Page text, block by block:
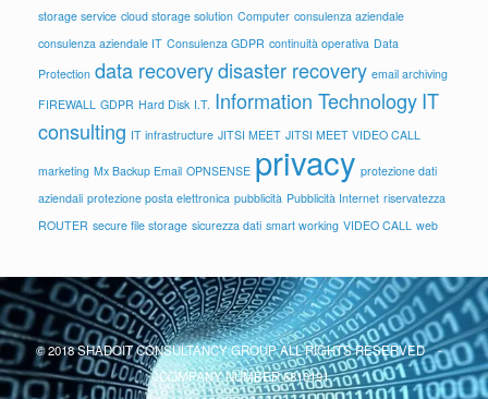
storage service cloud storage solution Computer consulenza aziendale
consulenza aziendale IT Consulenza GDPR continuità operativa Data
Protection data recoverydisaster recovery email archiving
FIREWALL GDPR Hard Disk I.T. Information TechnologyIT
consulting IT infrastructure JITSI MEET JITSI MEET VIDEO CALL
marketing Mx Backup Email OPNSENSE privacy protezione dati
aziendali protezione posta elettronica pubblicità Pubblicità Internet riservatezza
ROUTER secure file storage sicurezza dati smart working VIDEO CALL web
© 2018 SHADOIT CONSULTANCY GROUP ALL RIGHTS RESERVED -
COMPANY NUMBER 6810191